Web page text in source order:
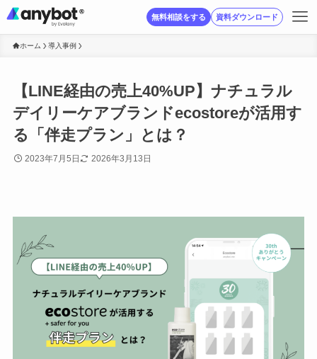
無料相談をする 資料ダウンロード
ホーム 導入事例
【LINE経由の売上40%UP】ナチュラル
デイリーケアブランドecostoreが活用す
る「伴走プラン」とは？
2023年7月5日 2026年3月13日